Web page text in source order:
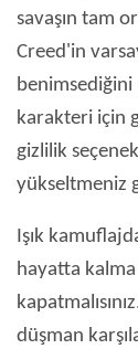
savaşın tam
Creed'in
benimsediğini
karakteri için
gizlilik
yükseltmeniz
Işık
hayatta kalma
düşman